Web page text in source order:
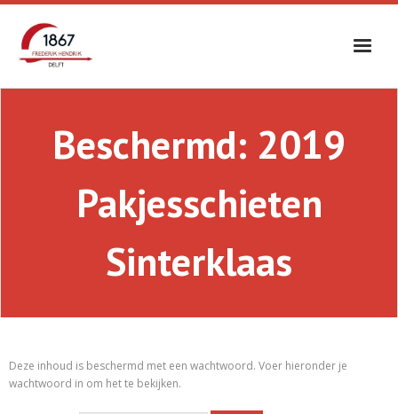
Skip
content
Beschermd: 2019
Pakjesschieten
Sinterklaas
Deze inhoud is beschermd met een wachtwoord. Voer hieronder je
wachtwoord in om het te bekijken.